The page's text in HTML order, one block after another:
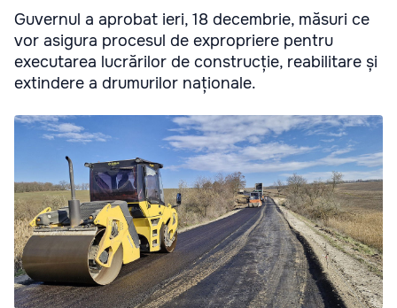
Guvernul a aprobat ieri, 18 decembrie, măsuri ce
vor asigura procesul de expropriere pentru
executarea lucrărilor de construcție, reabilitare și
extindere a drumurilor naționale.